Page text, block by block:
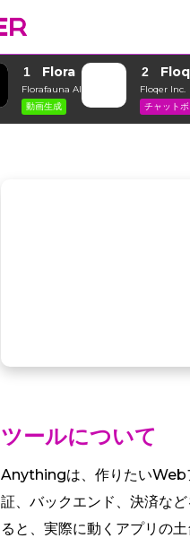
1 Flora
Florafauna AI
動画生成
2
Floqer Inc.
チャットボ
ツールについて
Anythingは、作りたいWeb
証、バックエンド、決済な
ると、実際に動くアプリの